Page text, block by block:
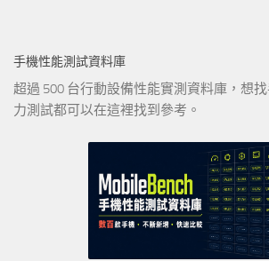
手機性能測試資料庫
超過 500 台行動設備性能實測資料庫，想
力測試都可以在這裡找到參考。